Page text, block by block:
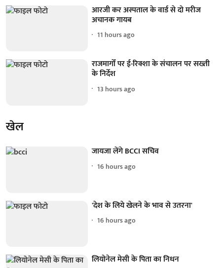
आरजी कर अस्पताल के वार्ड से दो मरीज
अचानक गायब
11 hours ago
राजमार्गों पर ई-रिक्शा के संचालन पर सख्ती
के निर्देश
13 hours ago
खेल
जायजा लेंगे BCCI सचिव
16 hours ago
'देश के लिये खेलने के भाव से उतरना'
16 hours ago
लियोनेल मेसी के पिता का निधन